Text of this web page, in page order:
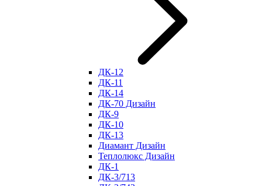
ДК-12
ДК-11
ДК-14
ДК-70 Дизайн
ДК-9
ДК-10
ДК-13
Диамант Дизайн
Теплолюкс Дизайн
ДК-1
ДК-3/713